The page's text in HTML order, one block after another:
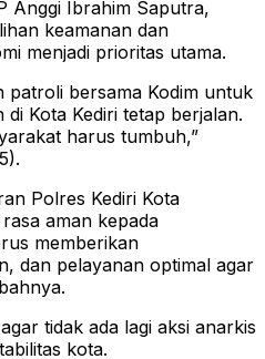
Anggi Ibrahim Saputra,
keamanan dan
menjadi prioritas utama.
patroli bersama Kodim untuk
Kota Kediri tetap berjalan.
harus tumbuh,”
Polres Kediri Kota
aman kepada
memberikan
dan pelayanan optimal agar
tidak ada lagi aksi anarkis
kota.